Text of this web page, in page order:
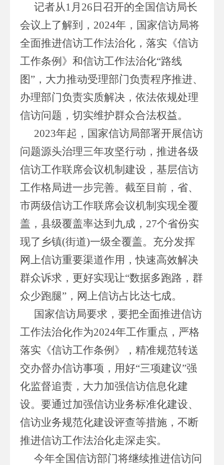
记者从1月26日召开的全国信访局长
会议上了解到，2024年，国家信访局将
全面推进信访工作法治化，落实《信访
工作条例》和信访工作法治化“路线
图”，大力推动受理部门负责程序推进、
办理部门负责实质解决，依法依规处理
信访问题，切实维护群众合法权益。
2023年起，国家信访局部署开展信访
问题源头治理三年攻坚行动，推进各级
信访工作联席会议机制建设，基层信访
工作格局进一步完善。截至目前，省、
市两级信访工作联席会议机制实现全覆
盖，县级覆盖率达到九成，27个省份实
现了乡镇(街道)一级全覆盖。充分发挥
网上信访重要渠道作用，快速高效解决
群众诉求，更好实现让“数据多跑路，群
众少跑腿”，网上信访占比达七成。
国家信访局要求，要把全面推进信访
工作法治化作为2024年工作重点，严格
落实《信访工作条例》，精准规范转送
交办督办信访事项，用好“三项建议”强
化监督追责，大力加强信访信息化建
设。要通过加强信访业务标准化建设、
信访业务规范化建设评查等措施，不断
推进信访工作法治化走深走实。
今年全国信访部门将继续推进信访问